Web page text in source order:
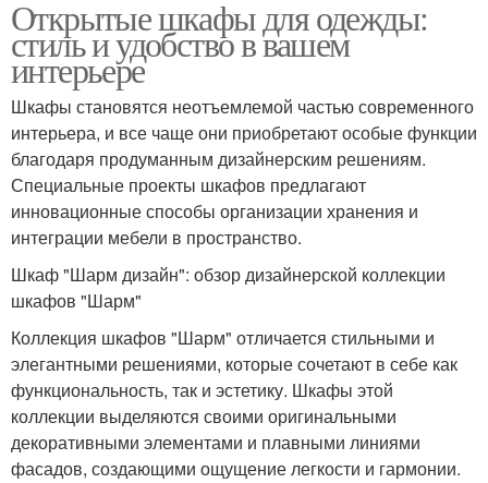
Открытые шкафы для одежды:
стиль и удобство в вашем
интерьере
Шкафы становятся неотъемлемой частью современного
интерьера, и все чаще они приобретают особые функции
благодаря продуманным дизайнерским решениям.
Специальные проекты шкафов предлагают
инновационные способы организации хранения и
интеграции мебели в пространство.
Шкаф "Шарм дизайн": обзор дизайнерской коллекции
шкафов "Шарм"
Коллекция шкафов "Шарм" отличается стильными и
элегантными решениями, которые сочетают в себе как
функциональность, так и эстетику. Шкафы этой
коллекции выделяются своими оригинальными
декоративными элементами и плавными линиями
фасадов, создающими ощущение легкости и гармонии.